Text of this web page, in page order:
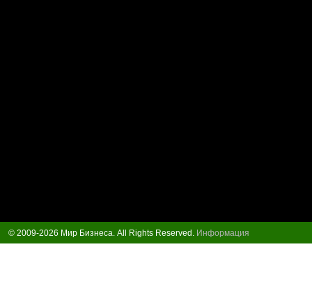
© 2009-2026 Мир Бизнеса. All Rights Reserved. Информация